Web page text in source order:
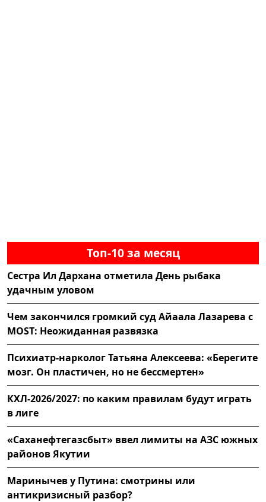
Топ-10 за месяц
Сестра Ил Дархана отметила День рыбака
удачным уловом
Чем закончился громкий суд Айаала Лазарева с
MOST: Неожиданная развязка
Психиатр-нарколог Татьяна Алексеева: «Берегите
мозг. Он пластичен, но не бессмертен»
КХЛ-2026/2027: по каким правилам будут играть
в лиге
«Саханефтегазсбыт» ввел лимиты на АЗС южных
районов Якутии
Маринычев у Путина: смотрины или
антикризисный разбор?